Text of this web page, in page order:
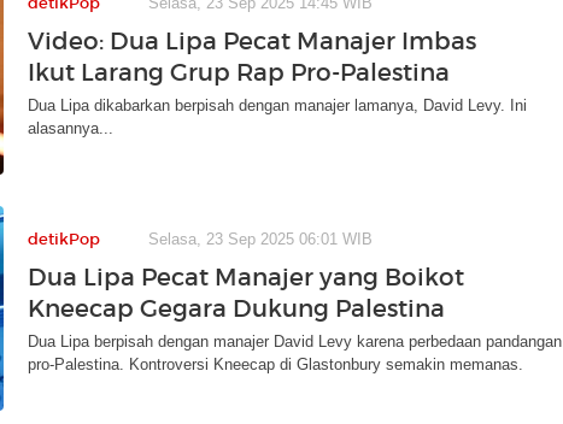
Video: Dua Lipa Pecat Manajer Imbas
Ikut Larang Grup Rap Pro-Palestina
Dua Lipa dikabarkan berpisah dengan manajer lamanya, David Levy. Ini
alasannya...
detikPop Selasa, 23 Sep 2025 06:01 WIB
Dua Lipa Pecat Manajer yang Boikot
Kneecap Gegara Dukung Palestina
Dua Lipa berpisah dengan manajer David Levy karena perbedaan pandangan
pro-Palestina. Kontroversi Kneecap di Glastonbury semakin memanas.